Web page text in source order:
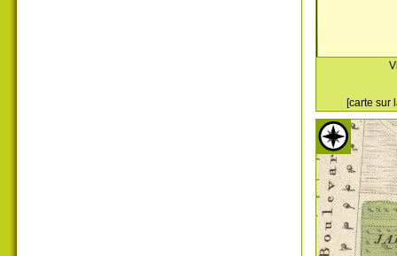
[carte sur